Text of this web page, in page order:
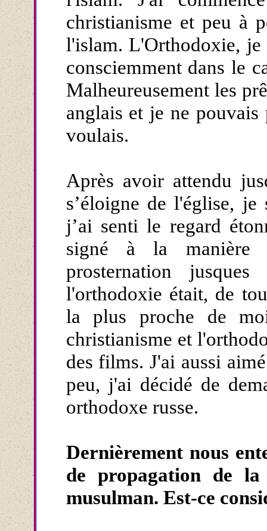
christianisme et peu à
l'islam. L'Orthodoxie, je
consciemment dans le
Malheureusement les
anglais et je ne
voulais.
Après avoir attendu
s’éloigne de l'église,
j’ai senti le regard
signé à la manière
prosternation
l'orthodoxie était, de
la plus proche de
christianisme et
des films. J'ai aussi
peu, j'ai décidé de
orthodoxe russe.
Dernièrement nous
de propagation de la
musulman. Est-ce